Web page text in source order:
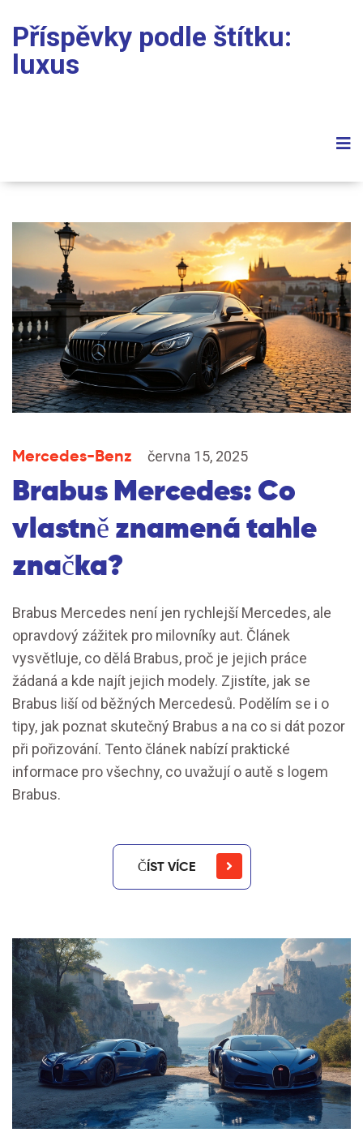
Příspěvky podle štítku:
luxus
Mercedes-Benz června 15, 2025
Brabus Mercedes: Co
vlastně znamená tahle
značka?
Brabus Mercedes není jen rychlejší Mercedes, ale
opravdový zážitek pro milovníky aut. Článek
vysvětluje, co dělá Brabus, proč je jejich práce
žádaná a kde najít jejich modely. Zjistíte, jak se
Brabus liší od běžných Mercedesů. Podělím se i o
tipy, jak poznat skutečný Brabus a na co si dát pozor
při pořizování. Tento článek nabízí praktické
informace pro všechny, co uvažují o autě s logem
Brabus.
ČÍST VÍCE